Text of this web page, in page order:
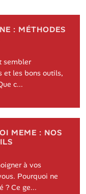
: MÉTHODES
sembler
et les bons outils,
c...
MEME : NOS
à vos
Pourquoi ne
? Ce ge...